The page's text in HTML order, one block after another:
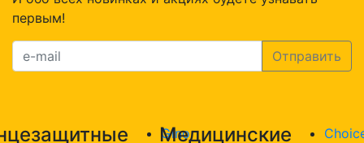
первым!
Gino
Медицинские